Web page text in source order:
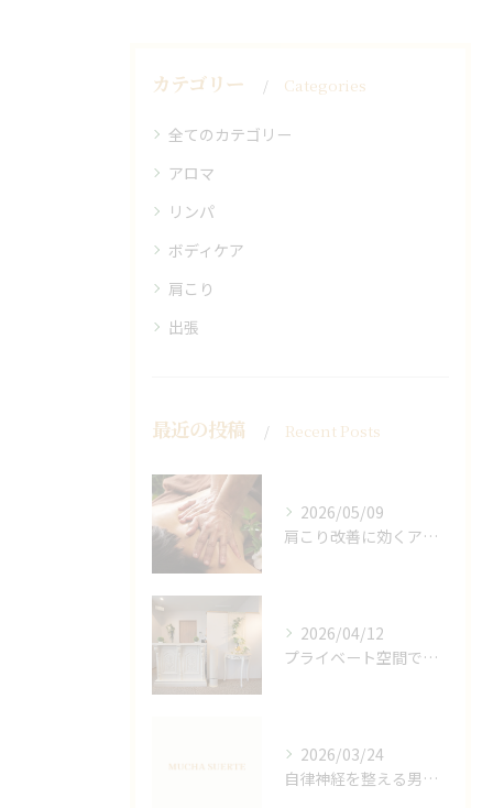
カテゴリー Categories
全てのカテゴリー
アロマ
リンパ
ボディケア
肩こり
出張
最近の投稿 Recent Posts
2026/05/09
肩こり改善に効くアロマリンパの手技と効果
2026/04/12
プライベート空間で極上アロマリンパケアの効果
2026/03/24
自律神経を整える男性オイルマッサージ